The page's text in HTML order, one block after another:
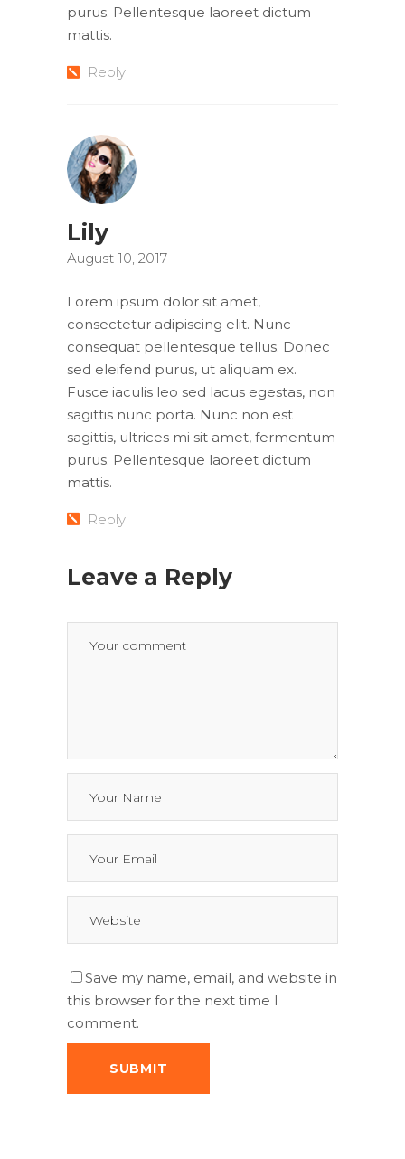
purus. Pellentesque laoreet dictum
mattis.
Reply
Lily
August 10, 2017
Lorem ipsum dolor sit amet,
consectetur adipiscing elit. Nunc
consequat pellentesque tellus. Donec
sed eleifend purus, ut aliquam ex.
Fusce iaculis leo sed lacus egestas, non
sagittis nunc porta. Nunc non est
sagittis, ultrices mi sit amet, fermentum
purus. Pellentesque laoreet dictum
mattis.
Reply
Leave a Reply
Save my name, email, and website in
this browser for the next time I
comment.